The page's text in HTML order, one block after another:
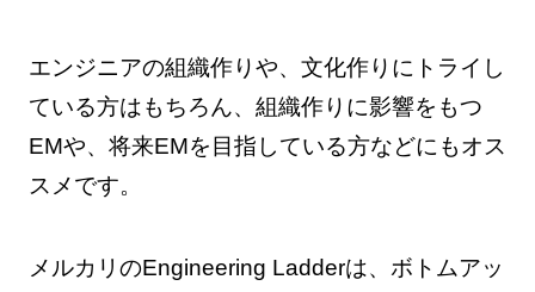
エンジニアの組織作りや、文化作りにトライし
ている方はもちろん、組織作りに影響をもつ
EMや、将来EMを目指している方などにもオス
スメです。
メルカリのEngineering Ladderは、ボトムアッ